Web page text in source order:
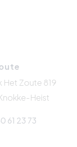
Het Zoute 819
Heist
61 23 73